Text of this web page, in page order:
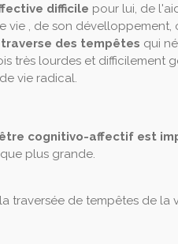
difficile pour lui, de
vie , de son dévelloppement,
traverse des tempêtes qui
très lourdes et difficilement
vie radical.
cognitivo-affectif est
plus grande.
traversée de tempêtes de la